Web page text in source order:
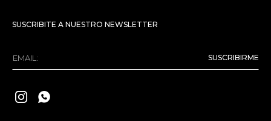
SUSCRIBITE A NUESTRO NEWSLETTER
SUSCRIBIRME
 